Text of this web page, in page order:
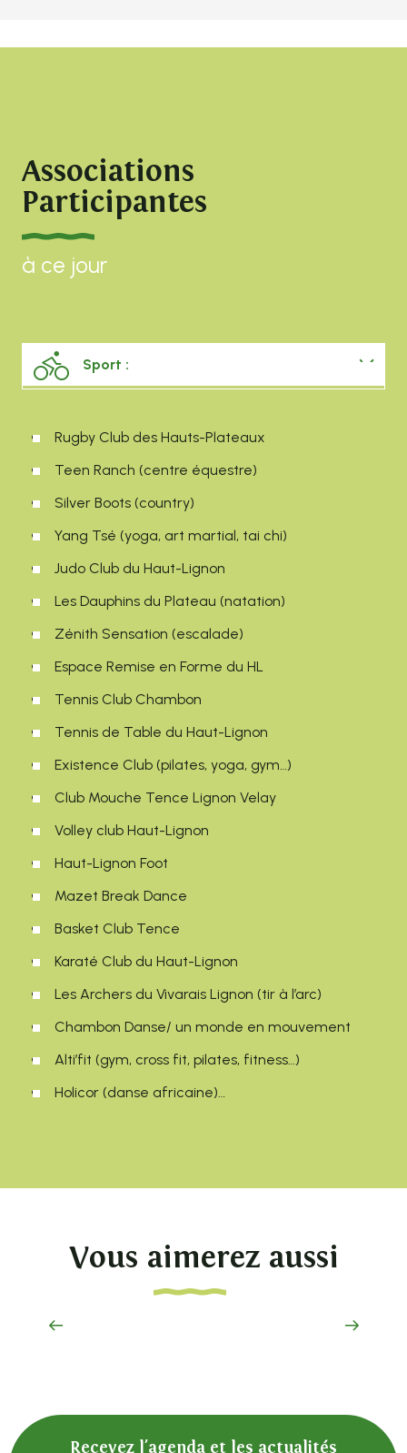
Associations
Participantes
à ce jour
Sport :
Rugby Club des Hauts-Plateaux
Teen Ranch (centre équestre)
Silver Boots (country)
Yang Tsé (yoga, art martial, tai chi)
Judo Club du Haut-Lignon
Les Dauphins du Plateau (natation)
Zénith Sensation (escalade)
Espace Remise en Forme du HL
Tennis Club Chambon
Tennis de Table du Haut-Lignon
Existence Club (pilates, yoga, gym…)
Club Mouche Tence Lignon Velay
Volley club Haut-Lignon
Haut-Lignon Foot
Mazet Break Dance
Basket Club Tence
Karaté Club du Haut-Lignon
Les Archers du Vivarais Lignon (tir à l’arc)
Chambon Danse/ un monde en mouvement
Alti’fit (gym, cross fit, pilates, fitness…)
Holicor (danse africaine)…
Vous aimerez aussi
famille
Recevez l'agenda et les actualités